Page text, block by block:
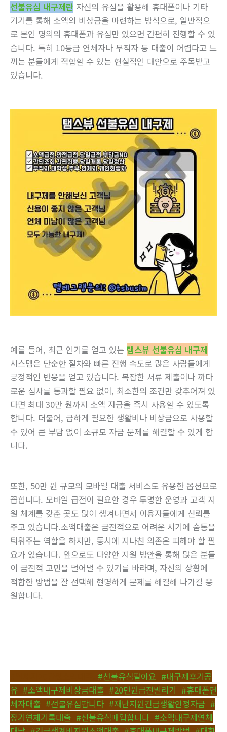
선불유심 내구제란 자신의 유심을 활용해 휴대폰이나 기타
기기를 통해 소액의 비상금을 마련하는 방식으로, 일반적으
로 본인 명의의 휴대폰과 유심만 있으면 간편히 진행할 수 있
습니다. 특히 10등급 연체자나 무직자 등 대출이 어렵다고 느
끼는 분들에게 적합할 수 있는 현실적인 대안으로 주목받고
있습니다.
예를 들어, 최근 인기를 얻고 있는 탬스뷰 선불유심 내구제
시스템은 단순한 절차와 빠른 진행 속도로 많은 사람들에게
긍정적인 반응을 얻고 있습니다. 복잡한 서류 제출이나 까다
로운 심사를 통과할 필요 없이, 최소한의 조건만 갖추어져 있
다면 최대 30만 원까지 소액 자금을 즉시 사용할 수 있도록
합니다. 더불어, 급하게 필요한 생활비나 비상금으로 사용할
수 있어 큰 부담 없이 소규모 자금 문제를 해결할 수 있게 합
니다.
또한, 50만 원 규모의 모바일 대출 서비스도 유용한 옵션으로
꼽힙니다. 모바일 급전이 필요한 경우 투명한 운영과 고객 지
원 체계를 갖춘 곳도 많이 생겨나면서 이용자들에게 신뢰를
주고 있습니다.소액대출은 금전적으로 어려운 시기에 숨통을
틔워주는 역할을 하지만, 동시에 지나친 의존은 피해야 할 필
요가 있습니다. 앞으로도 다양한 지원 방안을 통해 많은 분들
이 금전적 고민을 덜어낼 수 있기를 바라며, 자신의 상황에
적합한 방법을 잘 선택해 현명하게 문제를 해결해 나가길 응
원합니다.
#선불유심팔아요 #내구제후기공
유 #소액내구제비상금대출 #20만원급전빌리기 #휴대폰연
체자대출 #선불유심팝니다 #재난지원긴급생활안정자금 #
장기연체기록대출 #선불유심매입합니다 #소액내구제연체